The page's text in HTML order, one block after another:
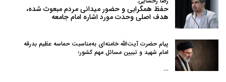
حفظ همگرایی و حضور میدانی مردم مبعوث شده،
هدف اصلی وحدت مورد اشاره امام جامعه
پیام حضرت آیت‌الله خامنه‌ای به‌مناسبت حماسه عظیم بدرقه
امام شهید و تبیین مسائل مهم کشور؛
…